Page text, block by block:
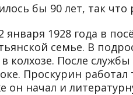
бы 90 лет, так
1928 года в
семье. В
колхозе. После
Проскурин
он начал и